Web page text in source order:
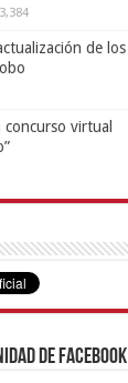
de los
virtual
de Facebook